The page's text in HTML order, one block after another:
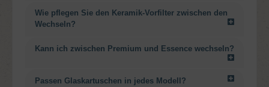
Wie pflegen Sie den Keramik-Vorfilter zwischen den
Wechseln?
Kann ich zwischen Premium und Essence wechseln?
Passen Glaskartuschen in jedes Modell?